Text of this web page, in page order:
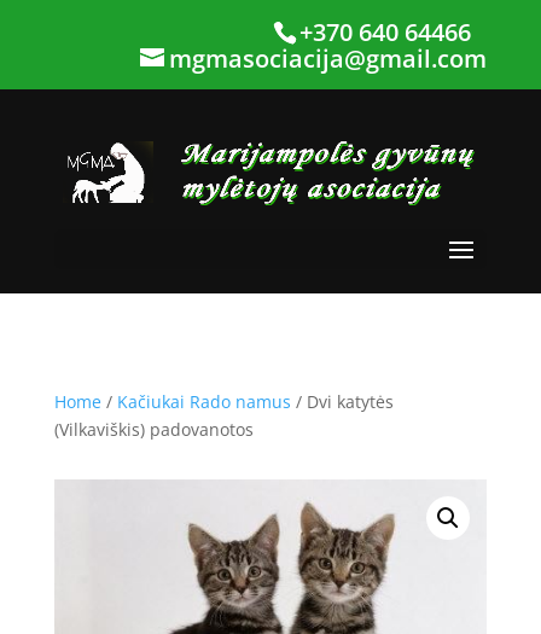
+370 640 64466
mgmasociacija@gmail.com
Home/ Kačiukai Rado namus / Dvi katytės
(Vilkaviškis) padovanotos